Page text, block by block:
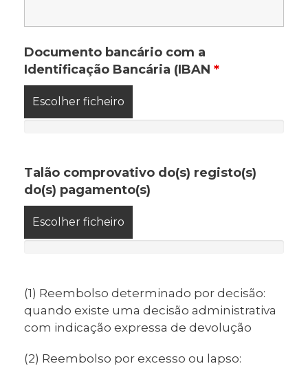
Documento bancário com a
Identificação Bancária (IBAN *
Escolher ficheiro
Talão comprovativo do(s) registo(s)
do(s) pagamento(s)
Escolher ficheiro
(1) Reembolso determinado por decisão:
quando existe uma decisão administrativa
com indicação expressa de devolução
(2) Reembolso por excesso ou lapso: